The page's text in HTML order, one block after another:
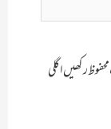
رکھیں اگلی